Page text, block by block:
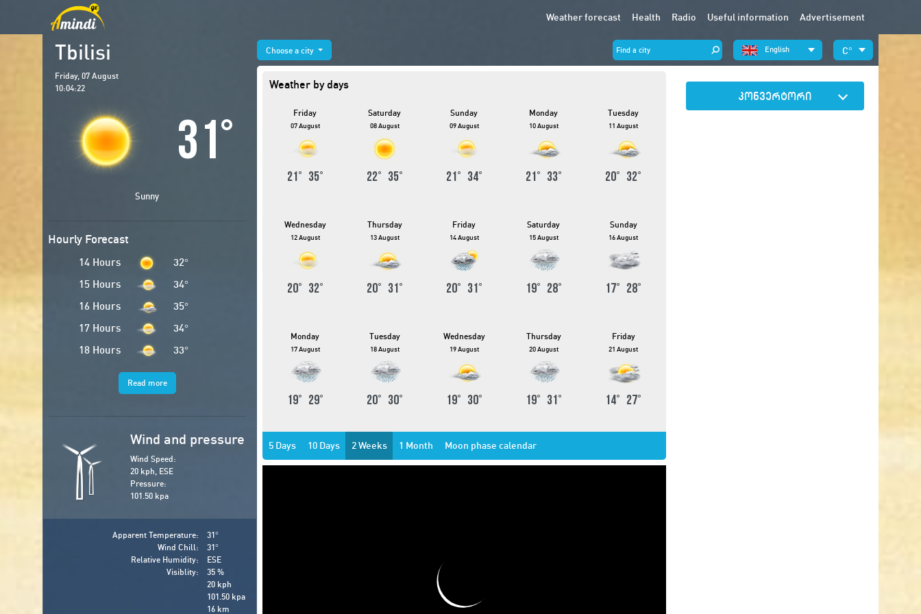
Weather forecast Health Radio Useful information Advertisement
Tbilisi
Friday, 07 August
10:04:23
31°
Sunny
Hourly Forecast
14 Hours 32°
15 Hours
34°
16 Hours
35°
17 Hours
34°
18 Hours
33°
Read more
Wind and pressure
Wind Speed:
20 kph, ESE
Pressure:
101.50 kpa
Apparent Temperature:
Wind Chill:
Relative Humidity:
Visiblity:
31°
31°
ESE
35 %
20 kph
101.50 kpa
16 km
Choose a city English °
Weather by days
Friday
07 August
21° 35°
Saturday
08 August
22° 35°
Sunday
09 August
21° 34°
Monday
10 August
21° 33°
Tuesday
11 August
20° 32°
Wednesday
12 August
20° 32°
Thursday
13 August
20° 31°
Friday
14 August
20° 31°
Saturday
15 August
19° 28°
Sunday
16 August
17° 28°
Monday
17 August
19° 29°
Tuesday
18 August
20° 30°
Wednesday
19 August
19° 30°
Thursday
20 August
19° 31°
Friday
21 August
14° 27°
5 Days 10 Days 2 Weeks 1 Month Moon phase calendar
კონვერტორი